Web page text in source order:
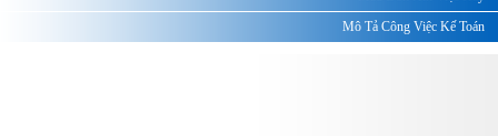
Mô Tả Công Việc Kế Toán